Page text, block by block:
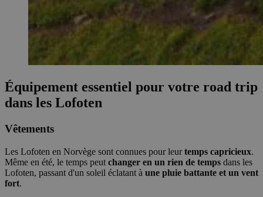
Équipement essentiel pour votre road trip
dans les Lofoten
Vêtements
Les Lofoten en Norvège sont connues pour leurtemps capricieux.
Même en été, le temps peut changer en un rien de temps dans les
Lofoten, passant d'un soleil éclatant à une pluie battante et un vent
fort.